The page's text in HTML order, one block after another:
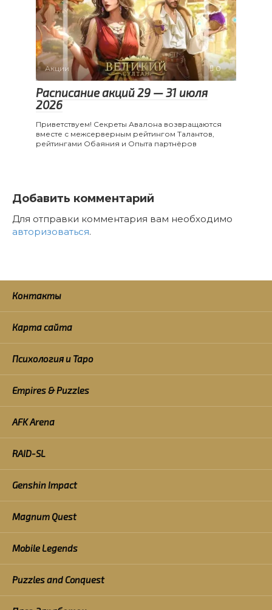
Акции 0
Расписание акций 29 — 31 июля
2026
Приветствуем! Секреты Авалона возвращаются
вместе с межсерверным рейтингом Талантов,
рейтингами Обаяния и Опыта партнёров
Добавить комментарий
Для отправки комментария вам необходимо
авторизоваться.
Контакты
Карта сайта
Психология и Таро
Empires & Puzzles
AFK Arena
RAID-SL
Genshin Impact
Magnum Quest
Mobile Legends
Puzzles and Conquest